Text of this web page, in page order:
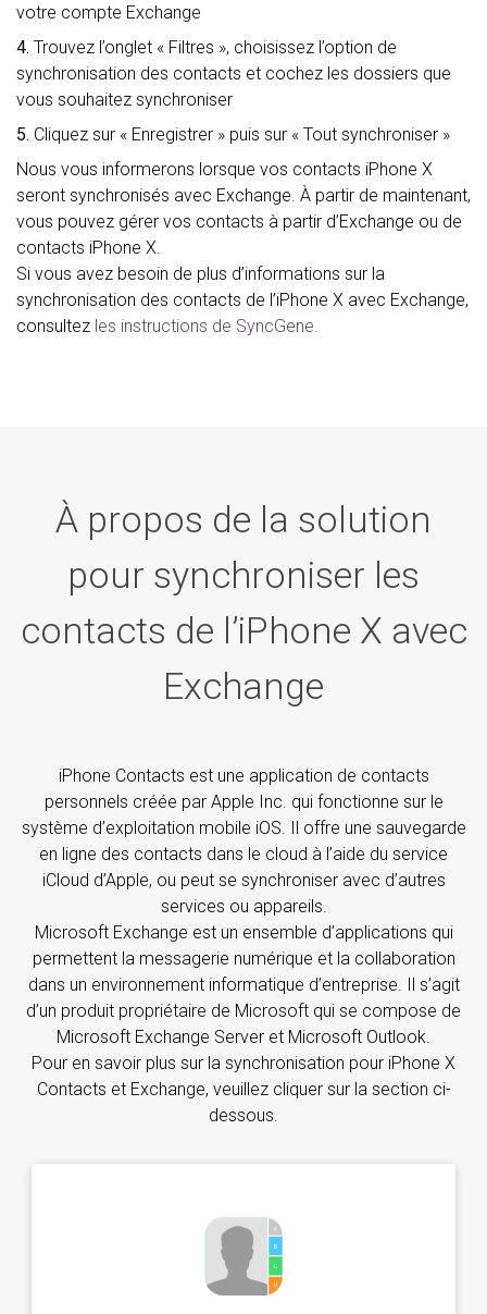
votre compte Exchange
4. Trouvez l’onglet « Filtres », choisissez l’option de
synchronisation des contacts et cochez les dossiers que
vous souhaitez synchroniser
5. Cliquez sur « Enregistrer » puis sur « Tout synchroniser »
Nous vous informerons lorsque vos contacts iPhone X
seront synchronisés avec Exchange. À partir de maintenant,
vous pouvez gérer vos contacts à partir d’Exchange ou de
contacts iPhone X.
Si vous avez besoin de plus d’informations sur la
synchronisation des contacts de l’iPhone X avec Exchange,
consultez les instructions de SyncGene.
À propos de la solution
pour synchroniser les
contacts de l’iPhone X avec
Exchange
iPhone Contacts est une application de contacts
personnels créée par Apple Inc. qui fonctionne sur le
système d’exploitation mobile iOS. Il offre une sauvegarde
en ligne des contacts dans le cloud à l’aide du service
iCloud d’Apple, ou peut se synchroniser avec d’autres
services ou appareils.
Microsoft Exchange est un ensemble d’applications qui
permettent la messagerie numérique et la collaboration
dans un environnement informatique d’entreprise. Il s’agit
d’un produit propriétaire de Microsoft qui se compose de
Microsoft Exchange Server et Microsoft Outlook.
Pour en savoir plus sur la synchronisation pour iPhone X
Contacts et Exchange, veuillez cliquer sur la section ci-
dessous.